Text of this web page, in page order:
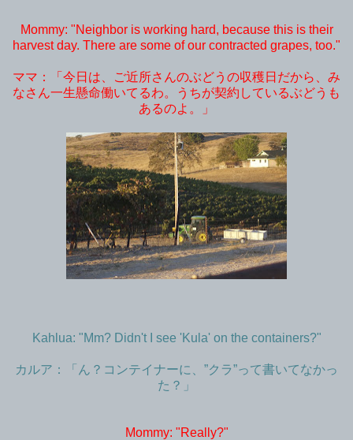
Mommy: "Neighbor is working hard, because this is their
harvest day. There are some of our contracted grapes, too."
ママ：「今日は、ご近所さんのぶどうの収穫日だから、み
なさん一生懸命働いてるわ。うちが契約しているぶどうも
あるのよ。」
Kahlua: "Mm? Didn't I see 'Kula' on the containers?"
カルア：「ん？コンテイナーに、”クラ”って書いてなかっ
た？」
Mommy: "Really?"